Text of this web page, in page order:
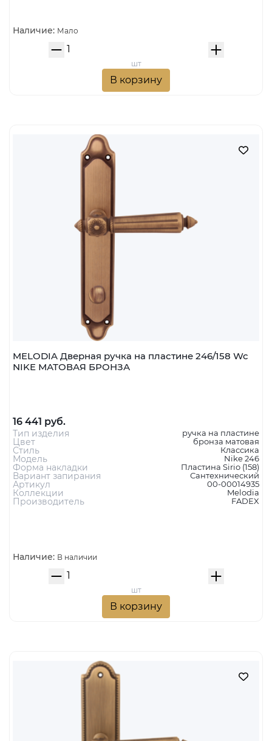
Наличие: Мало
шт
В корзину
MELODIA Дверная ручка на пластине 246/158 Wc
NIKE МАТОВАЯ БРОНЗА
16 441 руб.
Тип изделия ручка на пластине
Цвет бронза матовая
Стиль Классика
Модель Nike 246
Форма накладки Пластина Sirio (158)
Вариант запирания Сантехнический
Артикул 00-00014935
Коллекции Melodia
Производитель FADEX
Наличие: В наличии
шт
В корзину